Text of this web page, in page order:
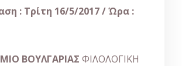
: Τρίτη 16/5/2017/ Ώρα :
ΒΟΥΛΓΑΡΙΑΣ ΦΙΛΟΛΟΓΙΚΗ